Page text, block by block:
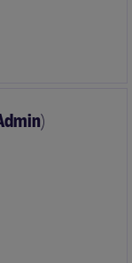
and Digital